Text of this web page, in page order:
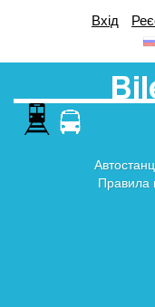
Вхід
Правила